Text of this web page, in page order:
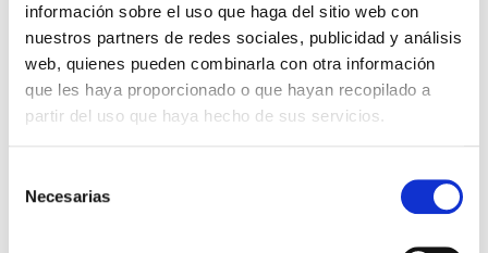
información sobre el uso que haga del sitio web con
nuestros partners de redes sociales, publicidad y análisis
web, quienes pueden combinarla con otra información
que les haya proporcionado o que hayan recopilado a
partir del uso que haya hecho de sus servicios.
Necesarias
Queremos ofrecerte la mejor
experiencia:
¿A qué sector profesional